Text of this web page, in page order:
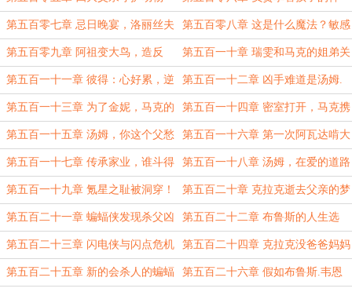
第五百零七章 忌日晚宴，洛丽丝夫
人之死
第五百零八章 这是什么魔法？敏感
女孩赫敏
第五百零九章 阿祖变大鸟，造反
吗？
第五百一十章 瑞雯和马克的姐弟关
系，找球手决定胜负！
第五百一十一章 彼得：心好累，逆
子没一个省心的！
第五百一十二章 凶手难道是汤姆.
里德尔？！
第五百一十三章 为了金妮，马克的
勇气
第五百一十四章 密室打开，马克携
手瑞雯姐弟出马
第五百一十五章 汤姆，你这个父愁
者，真背叛了父亲？
第五百一十六章 第一次阿瓦达啃大
瓜！
第五百一十七章 传承家业，谁斗得
过你，汤姆！
第五百一十八章 汤姆，在爱的道路
上走的更远吧
第五百一十九章 氪星之耻被洞穿！ 第五百二十章 克拉克逝去父亲的梦
第五百二十一章 蝙蝠侠发现杀父凶
手！
第五百二十二章 布鲁斯的人生选
择，如果时间能逆转
第五百二十三章 闪电侠与闪点危机 第五百二十四章 克拉克没爸爸妈妈
了
第五百二十五章 新的会杀人的蝙蝠 第五百二十六章 假如布鲁斯.韦恩